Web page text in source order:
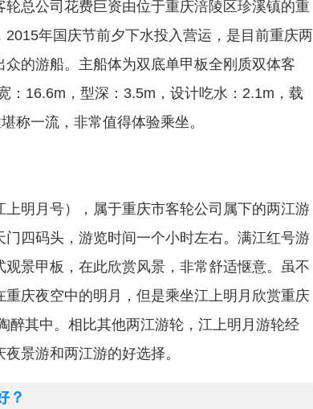
总公司花费巨资由位于重庆涪陵区珍溪镇的重
年国庆节前夕下水投入营运，是目前重庆两
的游船。主船体为双底单甲板全刚质双体客
：16.6m，型深：3.5m，设计吃水：2.1m，载
称一流，非常值得体验乘坐。
明月号），属于重庆市客轮公司属下的两江游
四码头，游览时间一个小时左右。满江红号游
景甲板，在此欣赏风景，非常舒适惬意。虽不
庆夜空中的明月，但是乘坐江上明月欣赏重庆
醉其中。相比其他两江游轮，江上明月游轮经
景游和两江游的好选择。
？